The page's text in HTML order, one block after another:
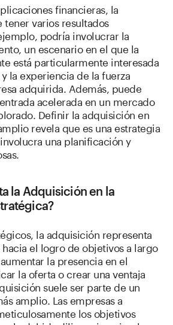
financieras, la
varios resultados
podría involucrar la
un escenario en el que la
está particularmente interesada
la experiencia de la fuerza
adquirida. Además, puede
acelerada en un mercado
Definir la adquisición en
revela que es una estrategia
una planificación y
la Adquisición en la
la adquisición representa
el logro de objetivos a largo
la presencia en el
la oferta o crear una ventaja
suele ser parte de un
amplio. Las empresas a
los objetivos